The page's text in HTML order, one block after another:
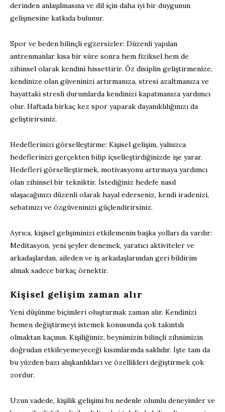
derinden anlaşılmasına ve dil için daha iyi bir duygunun
gelişmesine katkıda bulunur.
Spor ve beden bilinçli egzersizler: Düzenli yapılan
antrenmanlar kısa bir süre sonra hem fiziksel hem de
zihinsel olarak kendini hissettirir. Öz disiplin geliştirmenize,
kendinize olan güveninizi artırmanıza, stresi azaltmanıza ve
hayattaki stresli durumlarda kendinizi kapatmanıza yardımcı
olur. Haftada birkaç kez spor yaparak dayanıklılığınızı da
geliştirirsiniz.
Hedeflerinizi görselleştirme: Kişisel gelişim, yalnızca
hedeflerinizi gerçekten bilip içselleştirdiğinizde işe yarar.
Hedefleri görselleştirmek, motivasyonu artırmaya yardımcı
olan zihinsel bir tekniktir. İstediğiniz hedefe nasıl
ulaşacağınızı düzenli olarak hayal ederseniz, kendi iradenizi,
sebatınızı ve özgüveninizi güçlendirirsiniz.
Ayrıca, kişisel gelişiminizi etkilemenin başka yolları da vardır:
Meditasyon, yeni şeyler denemek, yaratıcı aktiviteler ve
arkadaşlardan, aileden ve iş arkadaşlarından geri bildirim
almak sadece birkaç örnektir.
Kişisel gelişim zaman alır
Yeni düşünme biçimleri oluşturmak zaman alır. Kendinizi
hemen değiştirmeyi istemek konusunda çok takıntılı
olmaktan kaçının. Kişiliğimiz, beynimizin bilinçli zihnimizin
doğrudan etkileyemeyeceği kısımlarında saklıdır. İşte tam da
bu yüzden bazı alışkanlıkları ve özellikleri değiştirmek çok
zordur.
Uzun vadede, kişilik gelişimi bu nedenle olumlu deneyimler ve